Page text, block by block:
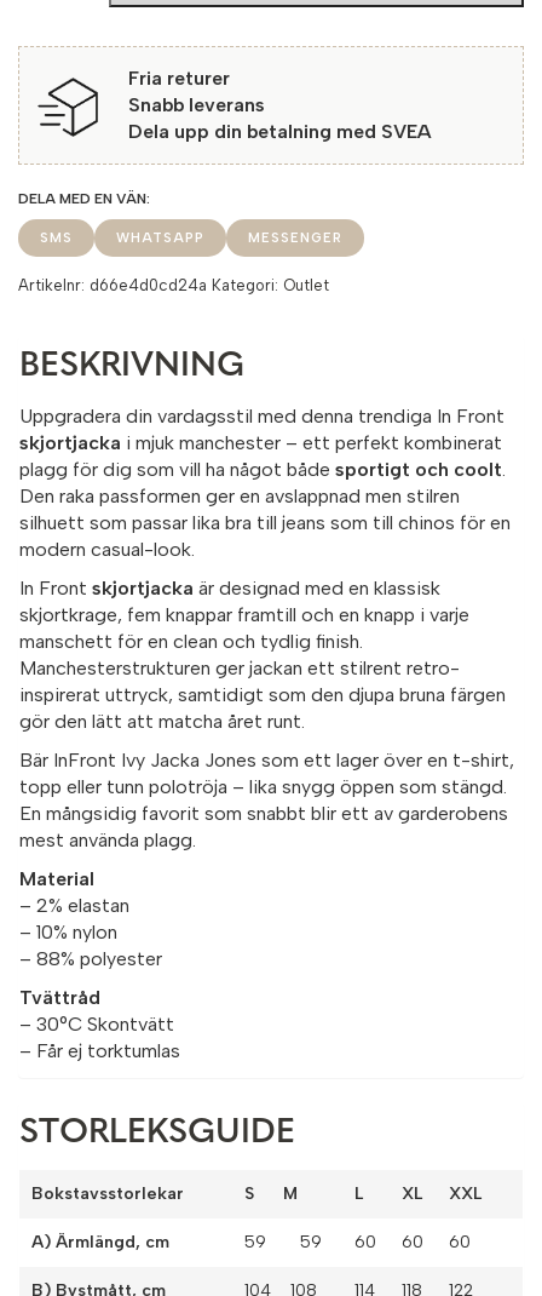
370
Burgundy
mängd
Fria returer
Snabb leverans
Dela upp din betalning med SVEA
SMS WHATSAPP MESSENGER
Artikelnr: d66e4d0cd24a Kategori: Outlet
BESKRIVNING
Uppgradera din vardagsstil med denna trendiga In Front
skjortjacka i mjuk manchester – ett perfekt kombinerat
plagg för dig som vill ha något både sportigt och coolt
Den raka passformen ger en avslappnad men stilren
silhuett som passar lika bra till jeans som till chinos för en
modern casual-look.
In Front skjortjacka är designad med en klassisk
skjortkrage, fem knappar framtill och en knapp i varje
manschett för en clean och tydlig finish.
Manchesterstrukturen ger jackan ett stilrent retro-
inspirerat uttryck, samtidigt som den djupa bruna färgen
gör den lätt att matcha året runt.
Bär InFront Ivy Jacka Jones som ett lager över en t-shirt,
topp eller tunn polotröja – lika snygg öppen som stängd.
En mångsidig favorit som snabbt blir ett av garderobens
mest använda plagg.
Material
– 2% elastan
– 10% nylon
– 88% polyester
Tvättråd
– 30°C Skontvätt
– Får ej torktumlas
STORLEKSGUIDE
Bokstavsstorlekar S M L XL XXL
A) Ärmlängd, cm 59 59 60 60 60
B) Bystmått, cm 104 108 114 118 122